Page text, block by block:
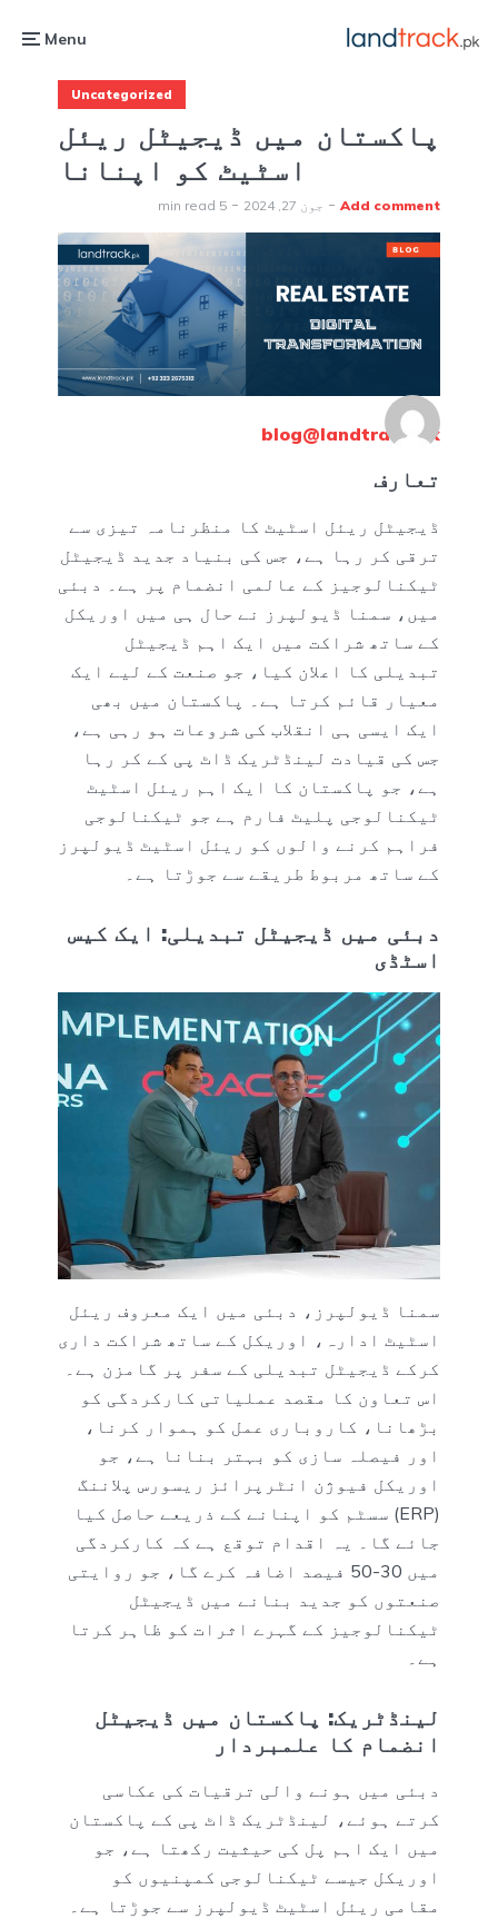
Menu
Uncategorized
پاکستان میں ڈیجیٹل ریئل
اسٹیٹ کو اپنانا
Add comment جون 27, 2024 5 min read
blog@landtrack.pk
تعارف
ڈیجیٹل ریئل اسٹیٹ کا منظرنامہ تیزی سے
ترقی کر رہا ہے، جس کی بنیاد جدید ڈیجیٹل
ٹیکنالوجیز کے عالمی انضمام پر ہے۔ دبئی
میں، سمنا ڈیولپرز نے حال ہی میں اوریکل
کے ساتھ شراکت میں ایک اہم ڈیجیٹل
تبدیلی کا اعلان کیا، جو صنعت کے لیے ایک
معیار قائم کرتا ہے۔ پاکستان میں بھی
ایک ایسی ہی انقلاب کی شروعات ہو رہی ہے،
جس کی قیادت لینڈٹریک ڈاٹ پی کے کر رہا
ہے، جو پاکستان کا ایک اہم ریئل اسٹیٹ
ٹیکنالوجی پلیٹ فارم ہے جو ٹیکنالوجی
فراہم کرنے والوں کو ریئل اسٹیٹ ڈیولپرز
کے ساتھ مربوط طریقے سے جوڑتا ہے۔
دبئی میں ڈیجیٹل تبدیلی: ایک کیس
اسٹڈی
سمنا ڈیولپرز، دبئی میں ایک معروف ریئل
اسٹیٹ ادارہ، اوریکل کے ساتھ شراکت داری
کرکے ڈیجیٹل تبدیلی کے سفر پر گامزن ہے۔
اس تعاون کا مقصد عملیاتی کارکردگی کو
بڑھانا، کاروباری عمل کو ہموار کرنا،
اور فیصلہ سازی کو بہتر بنانا ہے، جو
اوریکل فیوژن انٹرپرائز ریسورس پلاننگ
(ERP) سسٹم کو اپنانے کے ذریعے حاصل کیا
جائے گا۔ یہ اقدام توقع ہے کہ کارکردگی
میں 30-50 فیصد اضافہ کرے گا، جو روایتی
صنعتوں کو جدید بنانے میں ڈیجیٹل
ٹیکنالوجیز کے گہرے اثرات کو ظاہر کرتا
ہے۔
لینڈٹریک: پاکستان میں ڈیجیٹل
انضمام کا علمبردار
دبئی میں ہونے والی ترقیات کی عکاسی
کرتے ہوئے، لینڈٹریک ڈاٹ پی کے پاکستان
میں ایک اہم پل کی حیثیت رکھتا ہے، جو
اوریکل جیسے ٹیکنالوجی کمپنیوں کو
مقامی ریئل اسٹیٹ ڈیولپرز سے جوڑتا ہے۔